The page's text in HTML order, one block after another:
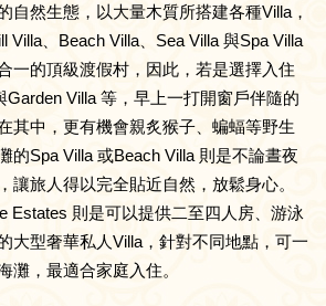
自然生態，以大量木質所搭建各種Villa，
Villa、Beach Villa、Sea Villa 與Spa Villa
一的頂級渡假村，因此，若是選擇入住
Garden Villa 等，早上一打開窗戶伴隨的
其中，更有機會親炙猴子、蝙蝠等野生
的Spa Villa 或Beach Villa 則是不論晝夜
讓旅人得以完全貼近自然，放鬆身心。
Estates 則是可以提供二至四人房、游泳
大型奢華私人Villa，針對不同地點，可一
灘，最適合家庭入住。